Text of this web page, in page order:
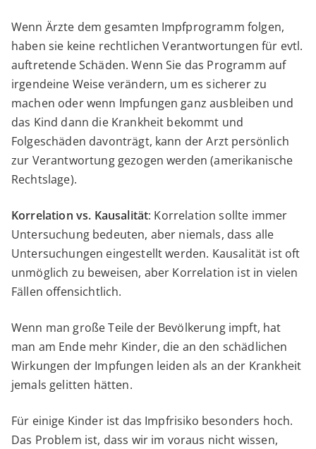
Wenn Ärzte dem gesamten Impfprogramm folgen,
haben sie keine rechtlichen Verantwortungen für evtl.
auftretende Schäden. Wenn Sie das Programm auf
irgendeine Weise verändern, um es sicherer zu
machen oder wenn Impfungen ganz ausbleiben und
das Kind dann die Krankheit bekommt und
Folgeschäden davonträgt, kann der Arzt persönlich
zur Verantwortung gezogen werden (amerikanische
Rechtslage).
Korrelation vs. Kausalität: Korrelation sollte immer
Untersuchung bedeuten, aber niemals, dass alle
Untersuchungen eingestellt werden. Kausalität ist oft
unmöglich zu beweisen, aber Korrelation ist in vielen
Fällen offensichtlich.
Wenn man große Teile der Bevölkerung impft, hat
man am Ende mehr Kinder, die an den schädlichen
Wirkungen der Impfungen leiden als an der Krankheit
jemals gelitten hätten.
Für einige Kinder ist das Impfrisiko besonders hoch.
Das Problem ist, dass wir im voraus nicht wissen,